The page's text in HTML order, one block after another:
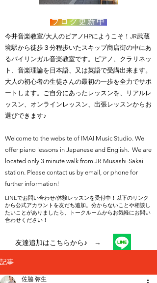
ブログ更新中
​今井音楽教室/大人のピアノHPにようこそ！JR武蔵
境駅から徒歩３分程歩いたスキップ商店街の中にあ
るバイリンガル音楽教室です。ピアノ、クラリネッ
ト、音楽理論を日本語、又は英語で受講出来ます。
大人の初心者の生徒さんの最初の一歩を全力でサポ
ートします。ご自分にあったレッスンを、リアルレ
ッスン、オンラインレッスン、出張レッスンからお
選びできます♪
Welcome to the website of IMAI Music Studio. We
offer piano lessons in Japanese and English. We are
located only 3 minute walk from JR Musashi-Sakai
station. Please contact us by email, or phone for
further information!
LINEでお問い合わせ/体験レッスンを受付中！以下のリンク
から公式アカウントを友だち追加。分からないことや相談し
たいことがありましたら、トークルームからお気軽にお問い
合わせください！
友達追加はこちらから♪ →
記事
佐脇 弥生